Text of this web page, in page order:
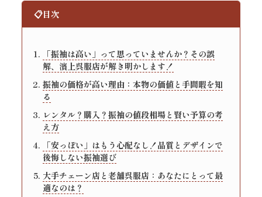
目次
「振袖は高い」って思っていませんか？その誤
解、濱上呉服店が解き明かします！
振袖の価格が高い理由：本物の価値と手間暇を知
る
レンタル？購入？振袖の値段相場と賢い予算の考
え方
「安っぽい」はもう心配なし！品質とデザインで
後悔しない振袖選び
大手チェーン店と老舗呉服店：あなたにとって最
適なのは？